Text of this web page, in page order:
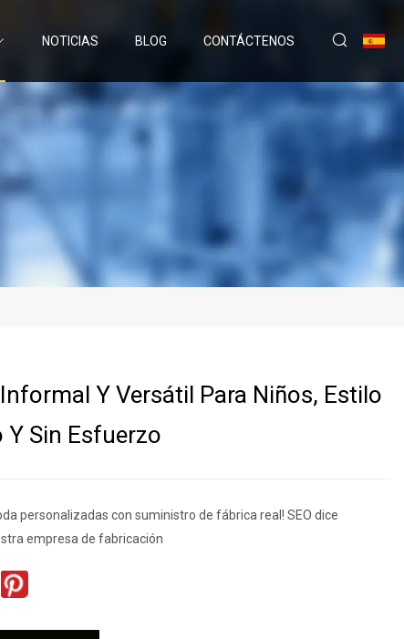
NOTICIAS BLOG CONTÁCTENOS
Y Versátil Para Niños, Estilo
Y Sin Esfuerzo
personalizadas con suministro de fábrica real! SEO dice
empresa de fabricación